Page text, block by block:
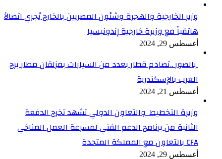
وزير الخارجية والهجرة وشئون المصريين بالخارج يُجري اتصالاً
هاتفياً مع وزيرة خارجية إندونيسيا
أغسطس 29, 2024
بالصور ..تصادم قطار بعدد من السيارات بمزلقان مطار برج
العرب بالإسكندرية
أغسطس 21, 2024
وزيرة التخطيط والتعاون الدولي تشهد تخرج الدفعة
الثانية من برنامج الدعم الفني لمسرعة العمل المناخي
CFA بالتعاون مع المملكة المتحدة
أغسطس 29, 2024